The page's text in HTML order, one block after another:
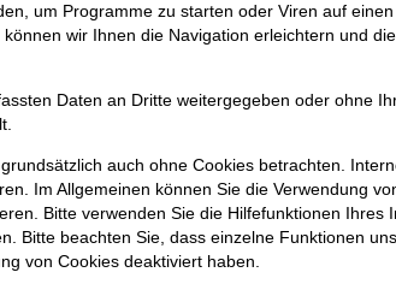
um Programme zu starten oder Viren auf
wir Ihnen die Navigation erleichtern und
Daten an Dritte weitergegeben oder ohne
auch ohne Cookies betrachten.
Im Allgemeinen können Sie die Verwendung
Bitte verwenden Sie die Hilfefunktionen
Bitte beachten Sie, dass einzelne Funktionen
von Cookies deaktiviert haben.